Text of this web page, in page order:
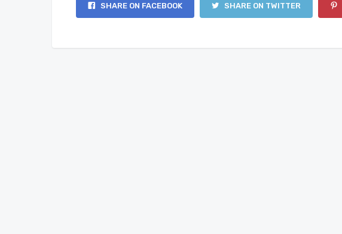
SHARE ON FACEBOOK SHARE ON TWITTER